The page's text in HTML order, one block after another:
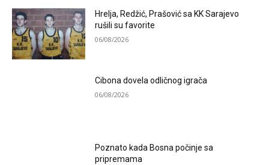
Hrelja, Redžić, Prašović sa KK Sarajevo
rušili su favorite
06/08/2026
Cibona dovela odličnog igrača
06/08/2026
Poznato kada Bosna počinje sa
pripremama